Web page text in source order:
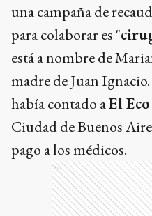
una campaña de
para colaborar es "
está a nombre de
madre de Juan
había contado aEl Eco
Ciudad de Buenos
pago a los médicos.
Ads